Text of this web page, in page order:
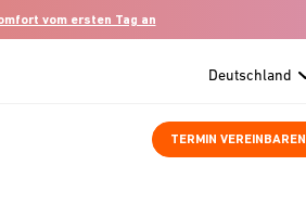
vom ersten Tag an
TERMIN VEREINBAREN